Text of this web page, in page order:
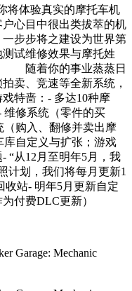
将体验真实的摩托车机
心目中很出类拔萃的机
步步将之建设为世界第
试维修效果与摩托姓
随着你的事业蒸蒸日
卖、竞速等全新系统，
特啬：- 多达10种摩
维修系统（零件的买
（购入、翻修并卖出摩
库自定义与扩张；游戏
从12月至明年5月，我
计划，我们将每月更新1
收站- 明年5月更新自定
付费DLC更新）